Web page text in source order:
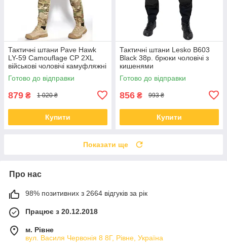
Тактичні штани Pave Hawk
LY-59 Camouflage CP 2XL
військові чоловічі камуфляжні
з кишенями
Готово до відправки
879 ₴ 1 020 ₴
Купити
Тактичні штани Lesko B603
Black 38р. брюки чоловічі з
кишенями
Готово до відправки
856 ₴ 993 ₴
Купити
Показати ще
Про нас
98% позитивних з 2664 відгуків за рік
Працює з 20.12.2018
м. Рівне
вул. Василя Червонія 8 8Г, Рівне, Україна